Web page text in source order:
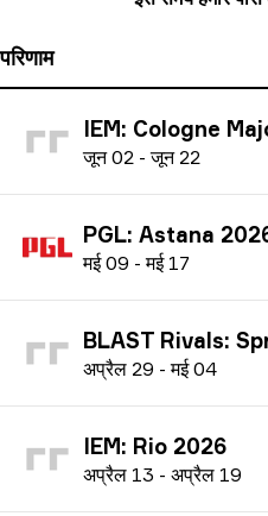
परिणाम
IEM: Cologne
जून 02 -जून 22
PGL: Astana
मई 09 -मई 17
BLAST Rivals:
अप्रैल 29 -मई 04
IEM: Rio 2026
अप्रैल 13 - अप्रैल 19